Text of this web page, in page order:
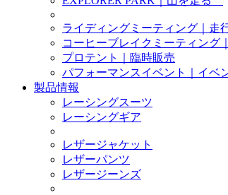
ライディングミーティング｜走
コーヒーブレイクミーティング
プロテント｜臨時販売
パフォーマンスイベント｜イベ
製品情報
レーシングスーツ
レーシングギア
レザージャケット
レザーパンツ
レザージーンズ